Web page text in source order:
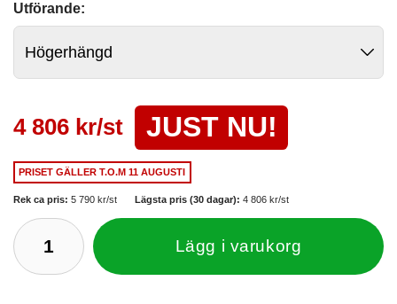
Utförande:
4 806 kr/st JUST NU!
PRISET GÄLLERT.O.M 11 AUGUSTI
Rek ca pris: 5 790 kr/st Lägsta pris (30 dagar): 4 806 kr/st
Lägg i varukorg